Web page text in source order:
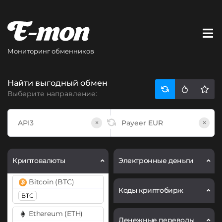
Мониторинг обменников
Найти выгодный обмен
Выберите направление:
× ×
Криптовалюты
Bitcoin (BTC)
BTC
Ethereum (ETH)
Электронные деньги
Коды криптобирж
Денежные переводы